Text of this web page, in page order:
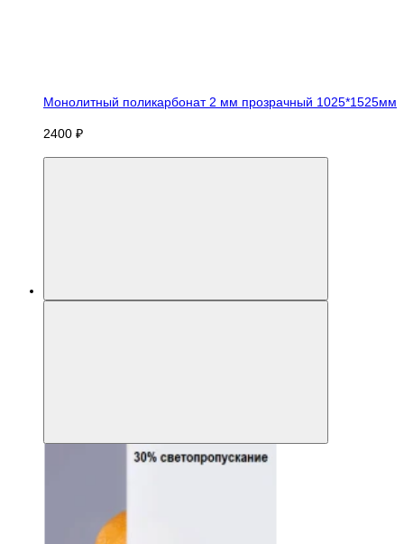
Монолитный поликарбонат 2 мм прозрачный 1025*1525мм
2400 ₽